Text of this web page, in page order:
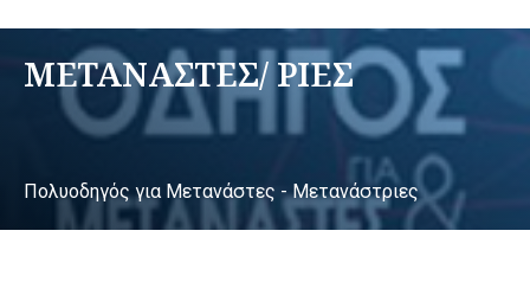
ΜΕΤΑΝΑΣΤΕΣ/ ΡΙΕΣ
Πολυοδηγός για Μετανάστες - Μετανάστριες